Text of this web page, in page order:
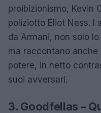
proibizionismo, Kevin
poliziotto Eliot Ness. I
da Armani, non solo
ma raccontano
potere, in netto
suoi avversari.
3. Goodfellas –